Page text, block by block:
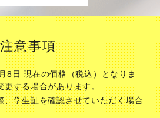
注意事項
8日 現在の価格（税込）となりま
更する場合があります。
、学生証を確認させていただく場合